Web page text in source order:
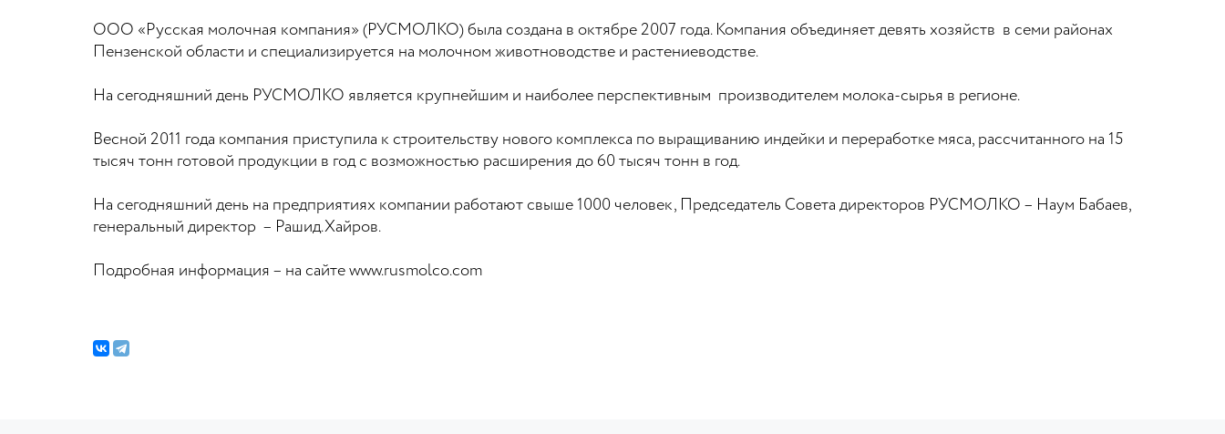
ООО «Русская молочная компания» (РУСМОЛКО) была создана в октябре 2007 года. Компания объединяет девять хозяйств в семи районах
Пензенской области и специализируется на молочном животноводстве и растениеводстве.
На сегодняшний день РУСМОЛКО является крупнейшим и наиболее перспективным производителем молока-сырья в регионе.
Весной 2011 года компания приступила к строительству нового комплекса по выращиванию индейки и переработке мяса, рассчитанного на 15
тысяч тонн готовой продукции в год с возможностью расширения до 60 тысяч тонн в год.
На сегодняшний день на предприятиях компании работают свыше 1000 человек, Председатель Совета директоров РУСМОЛКО – Наум Бабаев,
генеральный директор – Рашид.Хайров.
Подробная информация – на сайте www.rusmolco.com